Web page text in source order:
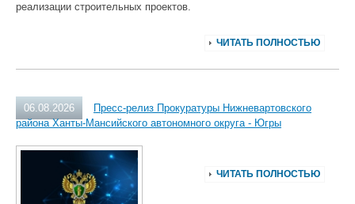
реализации строительных проектов.
ЧИТАТЬ ПОЛНОСТЬЮ
06.08.2026
Пресс-релиз Прокуратуры Нижневартовского
района Ханты-Мансийского автономного округа - Югры
ЧИТАТЬ ПОЛНОСТЬЮ